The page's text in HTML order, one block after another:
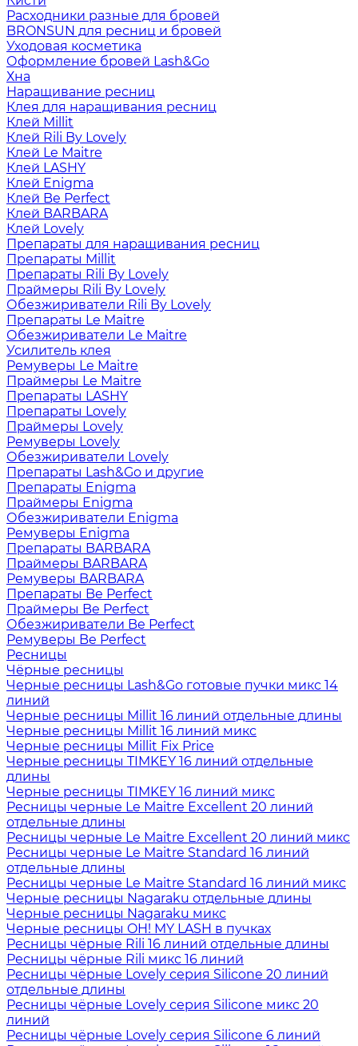
Расходники разные для бровей
BRONSUN для ресниц и бровей
Уходовая косметика
Оформление бровей Lash&Go
Хна
Наращивание ресниц
Клея для наращивания ресниц
Клей Millit
Клей Rili By Lovely
Клей Le Maitre
Клей LASHY
Клей Enigma
Клей Be Perfect
Клей BARBARA
Клей Lovely
Препараты для наращивания ресниц
Препараты Millit
Препараты Rili By Lovely
Праймеры Rili By Lovely
Обезжириватели Rili By Lovely
Препараты Le Maitre
Обезжириватели Le Maitre
Усилитель клея
Ремуверы Le Maitre
Праймеры Le Maitre
Препараты LASHY
Препараты Lovely
Праймеры Lovely
Ремуверы Lovely
Обезжириватели Lovely
Препараты Lash&Go и другие
Препараты Enigma
Праймеры Enigma
Обезжириватели Enigma
Ремуверы Enigma
Препараты BARBARA
Праймеры BARBARA
Ремуверы BARBARA
Препараты Be Perfect
Праймеры Be Perfect
Обезжириватели Be Perfect
Ремуверы Be Perfect
Ресницы
Чёрные ресницы
Черные ресницы Lash&Go готовые пучки микс 14
линий
Черные ресницы Millit 16 линий отдельные длины
Черные ресницы Millit 16 линий микс
Черные ресницы Millit Fix Price
Черные ресницы TIMKEY 16 линий отдельные
длины
Черные ресницы TIMKEY 16 линий микс
Ресницы черные Le Maitre Excellent 20 линий
отдельные длины
Ресницы черные Le Maitre Excellent 20 линий микс
Ресницы черные Le Maitre Standard 16 линий
отдельные длины
Ресницы черные Le Maitre Standard 16 линий микс
Черные ресницы Nagaraku отдельные длины
Черные ресницы Nagaraku микс
Черные ресницы OH! MY LASH в пучках
Ресницы чёрные Rili 16 линий отдельные длины
Ресницы чёрные Rili микс 16 линий
Ресницы чёрные Lovely серия Silicone 20 линий
отдельные длины
Ресницы чёрные Lovely серия Silicone микс 20
линий
Ресницы чёрные Lovely серия Silicone 6 линий